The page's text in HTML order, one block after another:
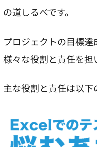
の道しるべです。
プロジェクトの目標達
様々な役割と責任を担
主な役割と責任は以下